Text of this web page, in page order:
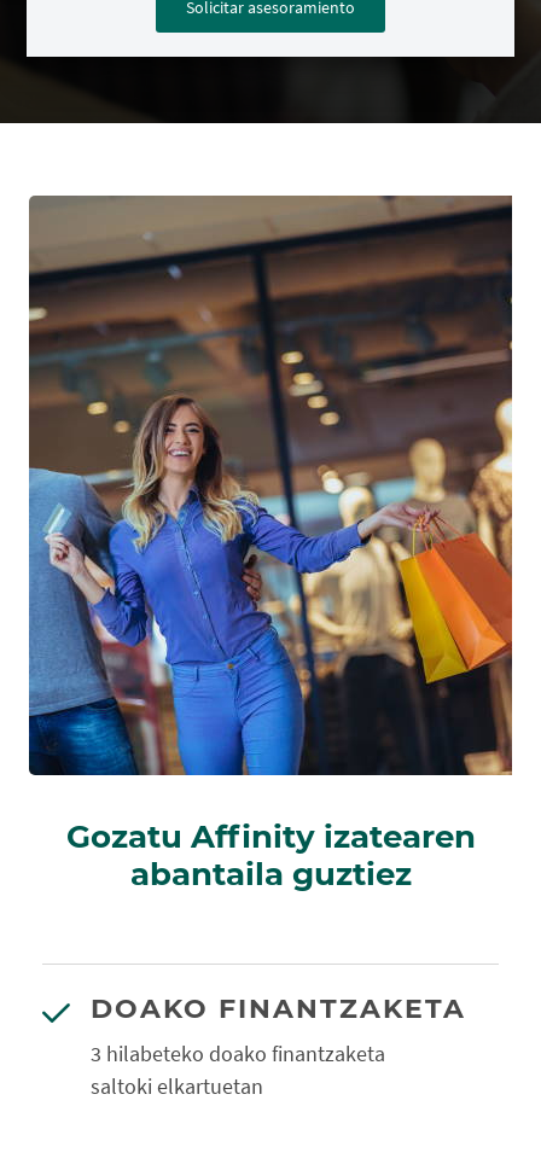
Solicitar asesoramiento
Gozatu Affinity izatearen
abantaila guztiez
DOAKO FINANTZAKETA
3 hilabeteko doako finantzaketa
saltoki elkartuetan